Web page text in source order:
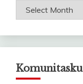
Arsip
Catatanku
Komunitasku